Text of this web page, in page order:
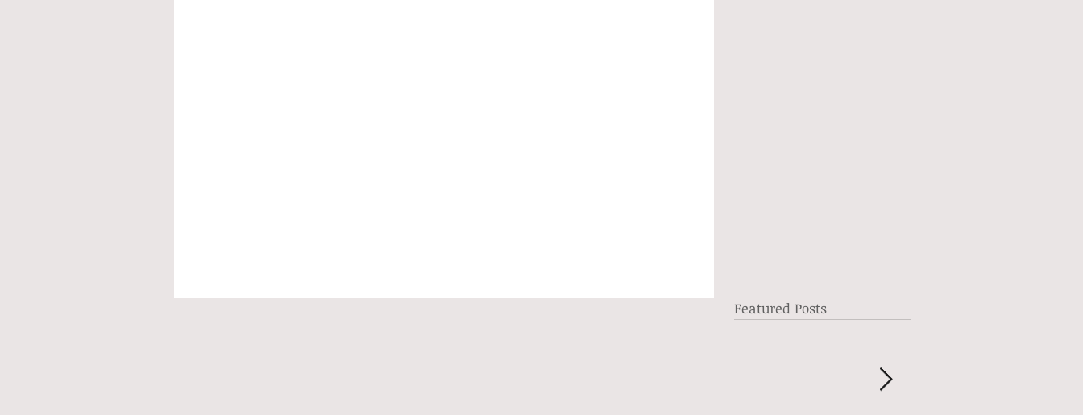
Featured Posts